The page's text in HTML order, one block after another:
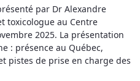
par Dr Alexandre
toxicologue au Centre
2025. La présentation
: présence au Québec,
pistes de prise en charge des